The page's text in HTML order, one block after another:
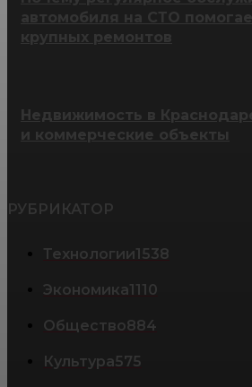
автомобиля на СТО
крупных ремонтов
Недвижимость в
и коммерческие объекты
РУБРИКАТОР
Технологии1538
Экономика1110
Общество884
Культура575